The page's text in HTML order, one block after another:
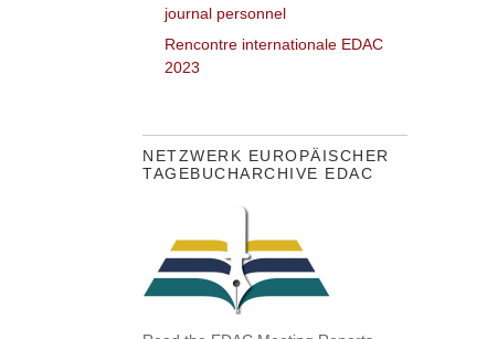
journal personnel
Rencontre internationale EDAC
2023
NETZWERK EUROPÄISCHER
TAGEBUCHARCHIVE EDAC